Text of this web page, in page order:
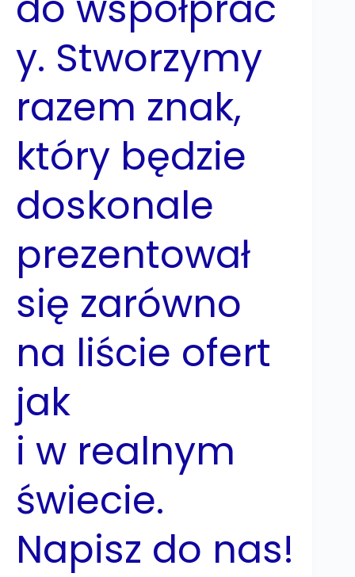
y. Stworzymy
razem znak,
który będzie
doskonale
prezentował
się zarówno
na liście ofert
jak
i w realnym
świecie.
Napisz do nas!